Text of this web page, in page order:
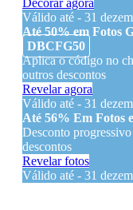
Válido até - 31
Até 50% em Fotos
DBCFG50
Aplica o código no
outros descontos
Revelar agora
Válido até - 31
Até 56% Em Fotos
Desconto
descontos
Revelar fotos
Válido até - 31